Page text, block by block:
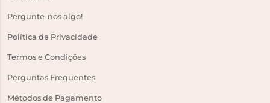
Pergunte-nos algo!
Política de Privacidade
Termos e Condições
Perguntas Frequentes
Métodos de Pagamento